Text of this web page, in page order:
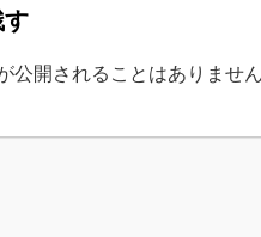
公開されることはありません